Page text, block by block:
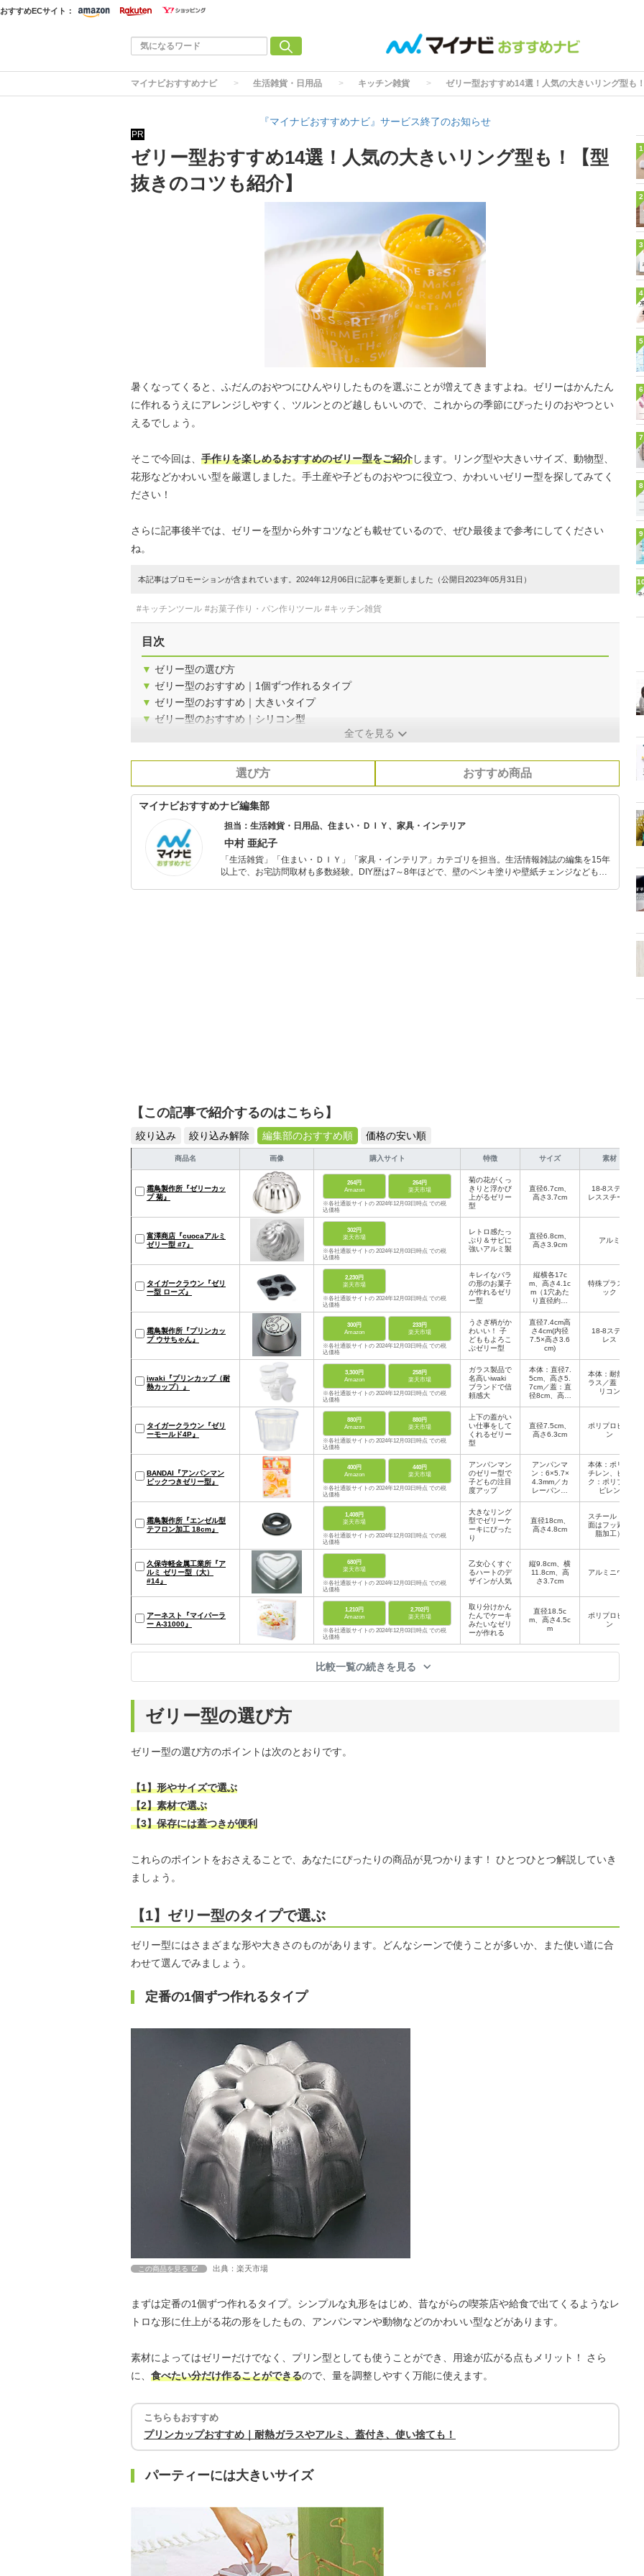
おすすめECサイト：
マイナビおすすめナビ 生活雑貨・日用品 キッチン雑貨 ゼリー型おすすめ14選！人気の大きいリング型も
『マイナビおすすめナビ』サービス終了のお知らせ
PR
ゼリー型おすすめ14選！人気の大きいリング型も！【型
抜きのコツも紹介】
暑くなってくると、ふだんのおやつにひんやりしたものを選ぶことが増えてきますよね。ゼリーはかんたん
に作れるうえにアレンジしやすく、ツルンとのど越しもいいので、これからの季節にぴったりのおやつとい
えるでしょう。
そこで今回は、 手作りを楽しめるおすすめのゼリー型をご紹介します。リング型や大きいサイズ、動物型、
花形などかわいい型を厳選しました。手土産や子どものおやつに役立つ、かわいいゼリー型を探してみてく
ださい！
さらに記事後半では、ゼリーを型から外すコツなども載せているので、ぜひ最後まで参考にしてください
ね。
本記事はプロモーションが含まれています。2024年12月06日に記事を更新しました（公開日2023年05月31日）
#キッチンツール #お菓子作り・パン作りツール #キッチン雑貨
目次
▼ ゼリー型の選び方
▼ ゼリー型のおすすめ｜1個ずつ作れるタイプ
▼ ゼリー型のおすすめ｜大きいタイプ
▼ ゼリー型のおすすめ｜シリコン型
全てを見る
選び方 おすすめ商品
マイナビおすすめナビ編集部
担当：生活雑貨・日用品、住まい・ＤＩＹ、家具・インテリア
中村 亜紀子
「生活雑貨」「住まい・ＤＩＹ」「家具・インテリア」カテゴリを担当。生活情報雑誌の編集を15年
以上で、お宅訪問取材も多数経験。DIY歴は7～8年ほどで、壁のペンキ塗りや壁紙チェンジなどもチ
【この記事で紹介するのはこちら】
絞り込み 絞り込み解除 編集部のおすすめ順 価格の安い順
商品名 画像 購入サイト 特徴 サイズ 素材
霜鳥製作所『ゼリーカッ
プ 菊』
264円
Amazon
264円
楽天市場
※各社通販サイトの 2024年12月03日時点 での税
込価格
菊の花がくっ
きりと浮かび
上がるゼリー
型
直径6.7cm、
高さ3.7cm
18-8ステン
レススチール
富澤商店『cuocaアルミ
ゼリー型 #7』
302円
楽天市場
※各社通販サイトの 2024年12月03日時点 での税
込価格
レトロ感たっ
ぷり＆サビに
強いアルミ製
直径6.8cm、
高さ3.9cm
アルミ
タイガークラウン『ゼリ
ー型 ローズ』
2,230円
楽天市場
※各社通販サイトの 2024年12月03日時点 での税
込価格
キレイなバラ
の形のお菓子
が作れるゼリ
ー型
縦横各17c
m、高さ4.1c
m（1穴あた
り直径約6c
特殊プラスチ
ック
霜鳥製作所『プリンカッ
プ ウサちゃん』
300円
Amazon
233円
楽天市場
※各社通販サイトの 2024年12月03日時点 での税
込価格
うさぎ柄がか
わいい！ 子
どももよろこ
ぶゼリー型
直径7.4cm高
さ4cm(内径
7.5×高さ3.6
cm)
18-8ステン
レス
iwaki『プリンカップ（耐
熱カップ）』
3,300円
Amazon
258円
楽天市場
※各社通販サイトの 2024年12月03日時点 での税
込価格
ガラス製品で
名高いiwaki
ブランドで信
頼感大
本体：直径7.
5cm、高さ5.
7cm／蓋：直
径8cm、高さ
本体：耐熱ガ
ラス／蓋：シ
リコン
タイガークラウン『ゼリ
ーモールド4P』
880円
Amazon
880円
楽天市場
※各社通販サイトの 2024年12月03日時点 での税
込価格
上下の蓋がい
い仕事をして
くれるゼリー
型
直径7.5cm、
高さ6.3cm
ポリプロピレ
ン
BANDAI『アンパンマン
ピックつきゼリー型』
400円
Amazon
440円
楽天市場
※各社通販サイトの 2024年12月03日時点 での税
込価格
アンパンマン
のゼリー型で
子どもの注目
度アップ
アンパンマ
ン：6×5.7×
4.3mm／カ
レーパンマ
ょくぱんま
ん：5.9×5.8
×4.3mm
本体：ポリエ
チレン、ピッ
ク：ポリプロ
ピレン
霜鳥製作所『エンゼル型
テフロン加工 18cm』
1,408円
楽天市場
※各社通販サイトの 2024年12月03日時点 での税
込価格
大きなリング
型でゼリーケ
ーキにぴった
り
直径18cm、
高さ4.8cm
スチール（内
面はフッ素樹
脂加工）
久保寺軽金属工業所『ア
ルミ ゼリー型（大）
#14』
680円
楽天市場
※各社通販サイトの 2024年12月03日時点 での税
込価格
乙女心くすぐ
るハートのデ
ザインが人気
縦9.8cm、横
11.8cm、高
さ3.7cm
アルミニウム
アーネスト『マイパーラ
ー A-31000』
1,210円
Amazon
2,702円
楽天市場
※各社通販サイトの 2024年12月03日時点 での税
込価格
取り分けかん
たんでケーキ
みたいなゼリ
ーが作れる
直径18.5c
m、高さ4.5c
m
ポリプロピレ
ン
比較一覧の続きを見る
ゼリー型の選び方
ゼリー型の選び方のポイントは次のとおりです。
【1】形やサイズで選ぶ
【2】素材で選ぶ
【3】保存には蓋つきが便利
これらのポイントをおさえることで、あなたにぴったりの商品が見つかります！ ひとつひとつ解説していき
ましょう。
【1】ゼリー型のタイプで選ぶ
ゼリー型にはさまざまな形や大きさのものがあります。どんなシーンで使うことが多いか、また使い道に合
わせて選んでみましょう。
定番の1個ずつ作れるタイプ
この商品を見る 出典：楽天市場
まずは定番の1個ずつ作れるタイプ。シンプルな丸形をはじめ、昔ながらの喫茶店や給食で出てくるようなレ
トロな形に仕上がる花の形をしたもの、アンパンマンや動物などのかわいい型などがあります。
素材によってはゼリーだけでなく、プリン型としても使うことができ、用途が広がる点もメリット！ さら
に、 食べたい分だけ作ることができるので、量を調整しやすく万能に使えます。
こちらもおすすめ
プリンカップおすすめ｜耐熱ガラスやアルミ、蓋付き、使い捨ても！
パーティーには大きいサイズ
1
2
3
4
5
6
7
8
9